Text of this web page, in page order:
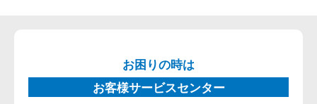
お困りの時は
お客様サービスセンター